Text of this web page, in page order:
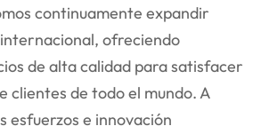
continuamente expandir
ofreciendo
de alta calidad para satisfacer
clientes de todo el mundo. A
esfuerzos e innovación